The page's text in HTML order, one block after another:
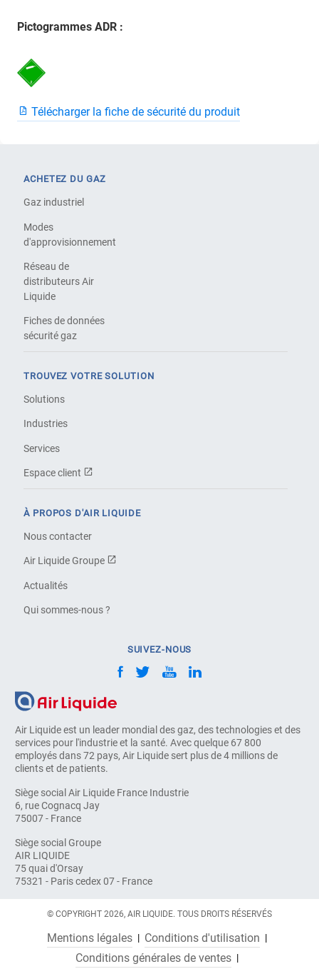
Pictogrammes ADR :
Télécharger la fiche de sécurité du produit
Air Liquide est un leader mondial des gaz, des technologies et des
services pour l'industrie et la santé. Avec quelque 67 800
employés dans 72 pays, Air Liquide sert plus de 4 millions de
clients et de patients.
Siège social Air Liquide France Industrie
6, rue Cognacq Jay
75007 - France
Siège social Groupe
AIR LIQUIDE
75 quai d'Orsay
75321 - Paris cedex 07 - France
ACHETEZ DU GAZ
Gaz industriel
Modes
d'approvisionnement
Réseau de
distributeurs Air
Liquide
Fiches de données
sécurité gaz
TROUVEZ VOTRE SOLUTION
Solutions
Industries
Services
Espace client
À PROPOS D'AIR LIQUIDE
Nous contacter
Air Liquide Groupe
Actualités
Qui sommes-nous ?
SUIVEZ-NOUS
© COPYRIGHT 2026, AIR LIQUIDE. TOUS DROITS RÉSERVÉS
Mentions légales
Conditions d'utilisation
Conditions générales de ventes